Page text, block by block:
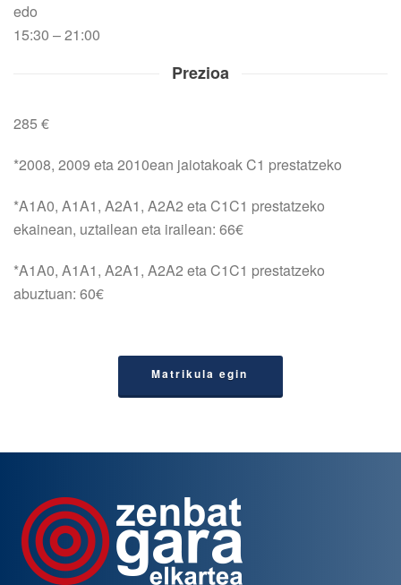
edo
15:30 – 21:00
Prezioa
285 €
*2008, 2009 eta 2010ean jaiotakoak C1 prestatzeko
*A1A0, A1A1, A2A1, A2A2 eta C1C1 prestatzeko
ekainean, uztailean eta irailean: 66€
*A1A0, A1A1, A2A1, A2A2 eta C1C1 prestatzeko
abuztuan: 60€
Matrikula egin